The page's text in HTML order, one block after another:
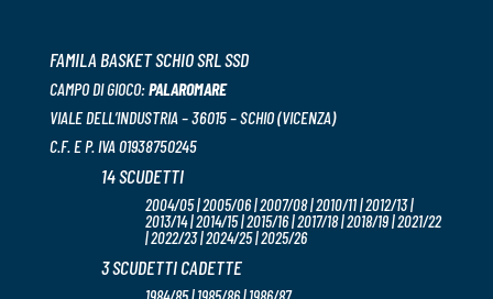
FAMILA BASKET SCHIO SRL SSD
CAMPO DI GIOCO:PALAROMARE
VIALE DELL’INDUSTRIA – 36015 – SCHIO (VICENZA)
C.F. E P. IVA 01938750245
14 SCUDETTI
2004/05 | 2005/06 | 2007/08 | 2010/11 | 2012/13 |
2013/14 | 2014/15 | 2015/16 | 2017/18 | 2018/19 | 2021/22
| 2022/23 | 2024/25 | 2025/26
3 SCUDETTI CADETTE